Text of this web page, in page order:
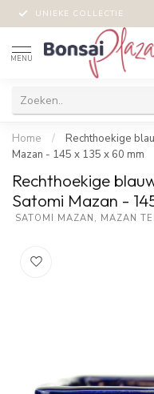
UNIEKE COLLECTIE
MENU
Home /
Rechthoekige
Mazan - 145 x 135 x 60 mm
Rechthoekige
Satomi Mazan -
SATOMI MAZAN, MAZAN